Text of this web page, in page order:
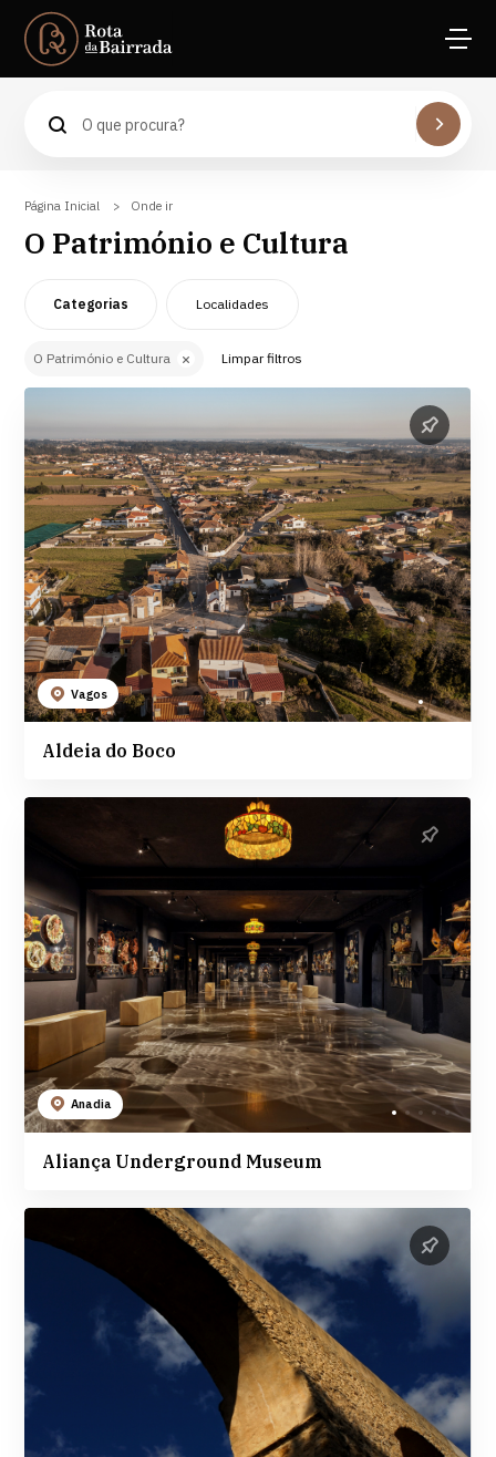
Página Inicial Onde ir
O Património e Cultura
Categorias
Experiências na Natureza
As Caves e Adegas
O Património e Cultura
Espaços Desportivos
Localidades
Anadia
Cantanhede
Coimbra
Vagos
O Património e Cultura Limpar filtros
Vagos
Aldeia do Boco
Anadia
Aliança Underground Museum